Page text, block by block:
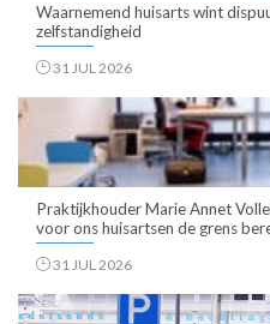
Waarnemend huisarts wint
zelfstandigheid
31 JUL 2026
Praktijkhouder Marie Annet
voor ons huisartsen de grens
31 JUL 2026